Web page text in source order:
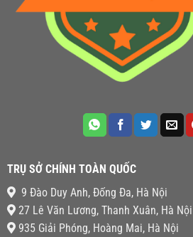
TRỤ SỞ CHÍNH TOÀN QUỐC
9 Đào Duy Anh, Đống Đa, Hà Nội
27 Lê Văn Lương, Thanh Xuân, Hà Nội
935 Giải Phóng, Hoàng Mai, Hà Nội